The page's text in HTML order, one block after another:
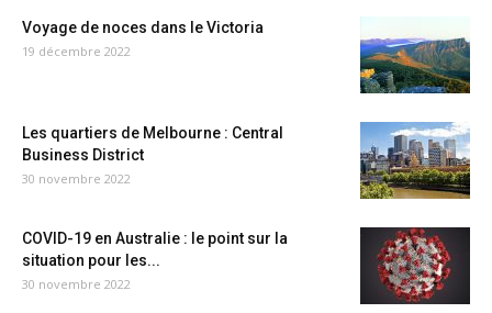
Voyage de noces dans le Victoria
19 décembre 2022
Les quartiers de Melbourne : Central
Business District
30 novembre 2022
COVID-19 en Australie : le point sur la
situation pour les...
30 novembre 2022